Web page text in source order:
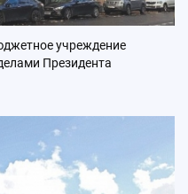
учреждение
Президента